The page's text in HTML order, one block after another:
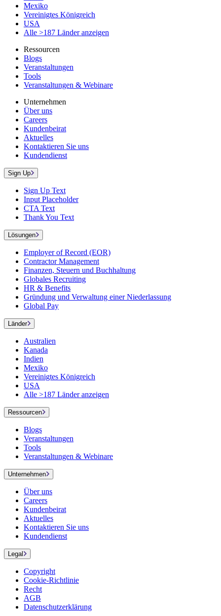
Mexiko
Vereinigtes Königreich
USA
Alle >187 Länder anzeigen
Ressourcen
Blogs
Veranstaltungen
Tools
Veranstaltungen & Webinare
Unternehmen
Über uns
Careers
Kundenbeirat
Aktuelles
Kontaktieren Sie uns
Kundendienst
Sign Up
Sign Up Text
Input Placeholder
CTA Text
Thank You Text
Lösungen
Employer of Record (EOR)
Contractor Management
Finanzen, Steuern und Buchhaltung
Globales Recruiting
HR & Benefits
Gründung und Verwaltung einer Niederlassung
Global Pay
Länder
Australien
Kanada
Indien
Mexiko
Vereinigtes Königreich
USA
Alle >187 Länder anzeigen
Ressourcen
Blogs
Veranstaltungen
Tools
Veranstaltungen & Webinare
Unternehmen
Über uns
Careers
Kundenbeirat
Aktuelles
Kontaktieren Sie uns
Kundendienst
Legal
Copyright
Cookie-Richtlinie
Recht
AGB
Datenschutzerklärung